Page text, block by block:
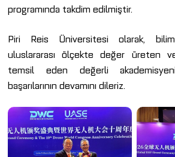
programında takdim edilmiştir.
Piri Reis Üniversitesi olarak,
uluslararası ölçekte değer üreten
temsil eden değerli
başarılarının devamını dileriz.